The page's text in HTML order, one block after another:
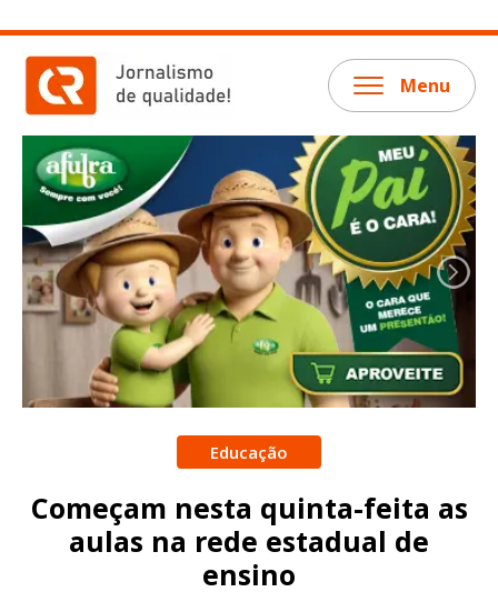
Menu
Educação
Começam nesta quinta-feita as
aulas na rede estadual de
ensino